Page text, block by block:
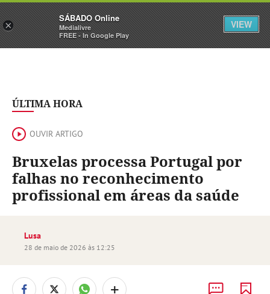
Sábado Assine Iniciar Sessão
ÚLTIMA HORA
OUVIR ARTIGO
Bruxelas processa Portugal por
falhas no reconhecimento
profissional em áreas da saúde
Lusa
28 de maio de 2026 às 12:25
+
×
SÁBADO Online
Medialivre
FREE - In Google Play
VIEW